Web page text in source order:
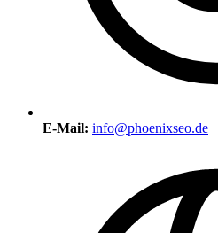
E-Mail: info@phoenixseo.de